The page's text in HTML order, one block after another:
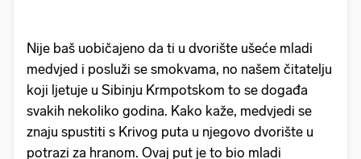
Nije baš uobičajeno da ti u dvorište ušeće mladi
medvjed i posluži se smokvama, no našem čitatelju
koji ljetuje u Sibinju Krmpotskom to se događa
svakih nekoliko godina. Kako kaže, medvjedi se
znaju spustiti s Krivog puta u njegovo dvorište u
potrazi za hranom. Ovaj put je to bio mladi